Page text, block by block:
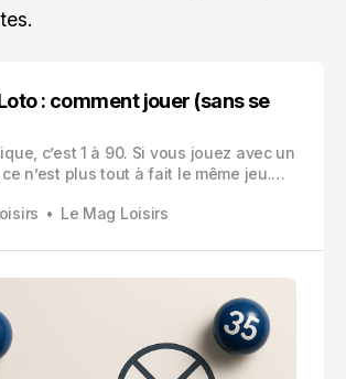
: comment jouer (sans se
c’est 1 à 90. Si vous jouez avec un
n’est plus tout à fait le même jeu.
on parle bien de la règle classique.
Le Mag Loisirs